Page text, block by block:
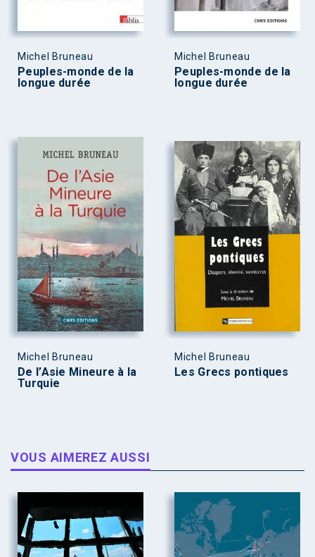
Michel Bruneau
Peuples-monde de la
longue durée
Michel Bruneau
Peuples-monde de la
longue durée
Michel Bruneau
De l’Asie Mineure à la
Turquie
Michel Bruneau
Les Grecs pontiques
VOUS AIMEREZ AUSSI